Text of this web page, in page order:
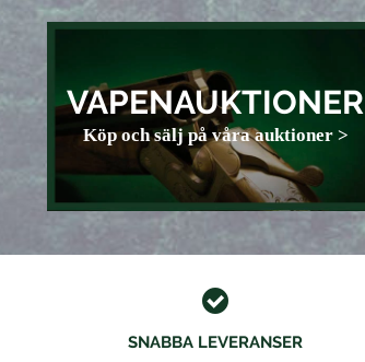
VAPENAUKTIONER
Köp och sälj på våra auktioner >
SNABBA LEVERANSER